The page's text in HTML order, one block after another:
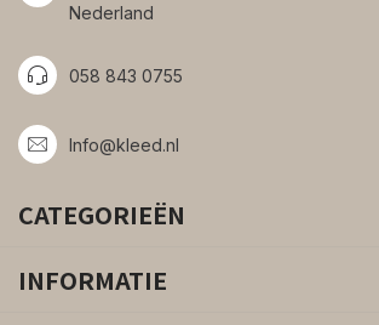
Nederland
058 843 0755
Info@kleed.nl
CATEGORIEËN
INFORMATIE